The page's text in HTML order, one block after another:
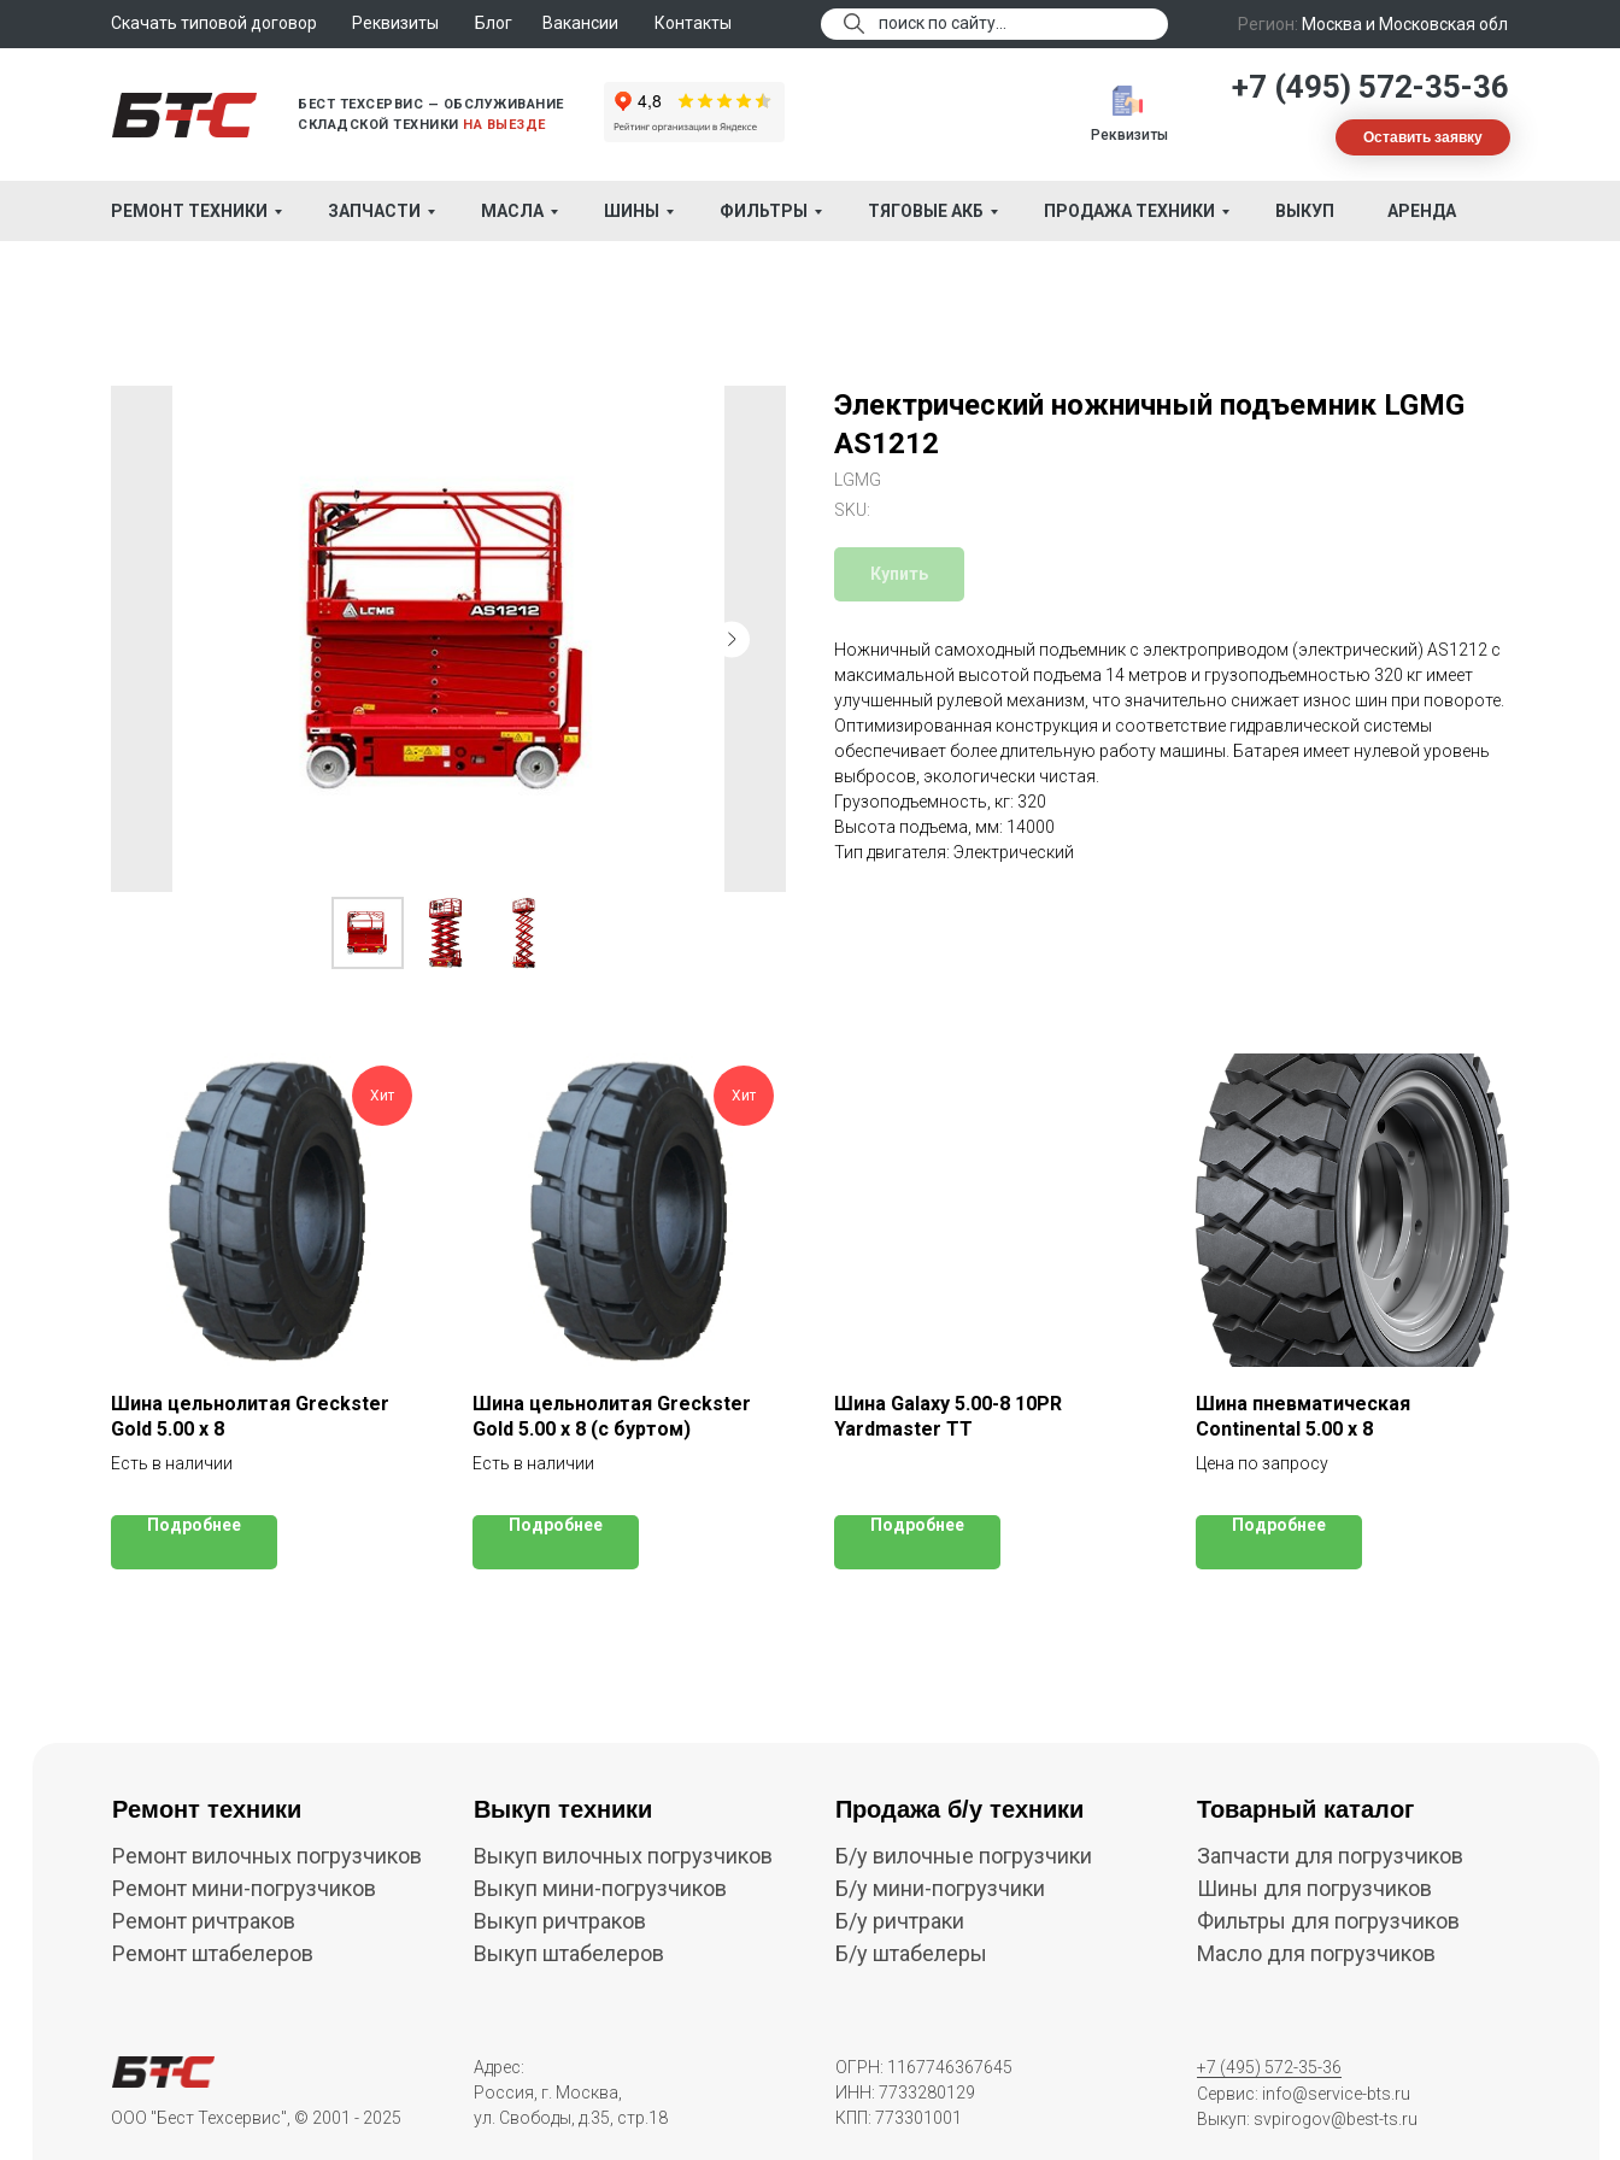
Регион: Москва и Московская обл
+7 (495) 572-35-36
БЕСТ ТЕХСЕРВИС — ОБСЛУЖИВАНИЕ
СКЛАДСКОЙ ТЕХНИКИ НА ВЫЕЗДЕ
Оставить заявку
Реквизиты
Скачать типовой договор Реквизиты Блог Вакансии Контакты поиск по сайту...
РЕМОНТ ТЕХНИКИ ЗАПЧАСТИ МАСЛА ШИНЫ ФИЛЬТРЫ ТЯГОВЫЕ АКБ ПРОДАЖА ТЕХНИКИ ВЫКУП АРЕНДА
Электрический ножничный подъемник LGMG
AS1212
LGMG
SKU:
Купить
Ножничный самоходный подъемник с электроприводом (электрический) AS1212 с
максимальной высотой подъема 14 метров и грузоподъемностью 320 кг имеет
улучшенный рулевой механизм, что значительно снижает износ шин при повороте.
Оптимизированная конструкция и соответствие гидравлической системы
обеспечивает более длительную работу машины. Батарея имеет нулевой уровень
выбросов, экологически чистая.
Грузоподъемность, кг: 320
Высота подъема, мм: 14000
Тип двигателя: Электрический
Хит
Шина цельнолитая Greckster
Gold 5.00 x 8
Есть в наличии
Подробнее
Хит
Шина цельнолитая Greckster
Gold 5.00 x 8 (с буртом)
Есть в наличии
Подробнее
Шина Galaxy 5.00-8 10PR
Yardmaster ТТ
Подробнее
Шина пневматическая
Continental 5.00 x 8
Цена по запросу
Подробнее
Ремонт вилочных погрузчиков
Ремонт мини-погрузчиков
Ремонт ричтраков
Ремонт штабелеров
Ремонт техники Выкуп техники
Выкуп вилочных погрузчиков
Выкуп мини-погрузчиков
Выкуп ричтраков
Выкуп штабелеров
Продажа б/у техники
Б/у вилочные погрузчики
Б/у мини-погрузчики
Б/у ричтраки
Б/у штабелеры
Товарный каталог
Запчасти для погрузчиков
Шины для погрузчиков
Фильтры для погрузчиков
Масло для погрузчиков
ООО "Бест Техсервис", © 2001 - 2025
Адрес:
Россия, г. Москва,
ул. Свободы, д.35, стр.18
ОГРН: 1167746367645
ИНН: 7733280129
КПП: 773301001
+7 (495) 572-35-36
Сервис: info@service-bts.ru
Выкуп: svpirogov@best-ts.ru